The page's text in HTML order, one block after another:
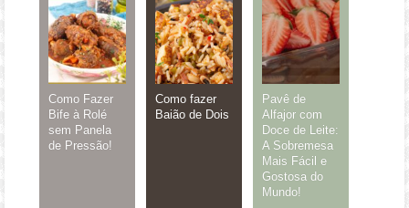
Como Fazer
Bife à Rolé
sem Panela
de Pressão!
Como fazer
Baião de Dois
Pavê de
Alfajor com
Doce de Leite:
A Sobremesa
Mais Fácil e
Gostosa do
Mundo!